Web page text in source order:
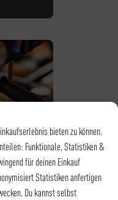
bieten zu können.
Funktionale, Statistiken &
für deinen Einkauf
Statistiken anfertigen
Du kannst selbst
I